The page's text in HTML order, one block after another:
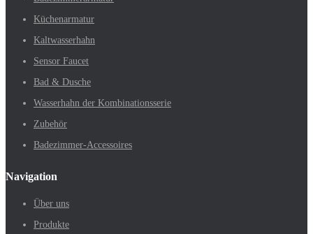
Küchenarmatur
Kaltwasserhahn
Sensor Faucet
Bad & Dusche
Wasserhahn der Kombinationsserie
Zubehör
Badezimmer-Accessoires
Navigation
Über uns
Produkte